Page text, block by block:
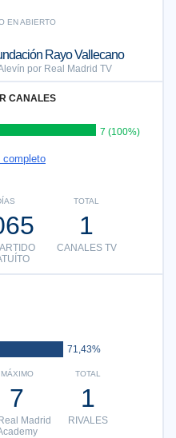
EN ABIERTO
Rayo Vallecano
por Real Madrid TV
CANALES
7 (100%)
completo
TOTAL
1
CANALES TV
71,43%
TOTAL
1
RIVALES
MÁXIMO
7
Madrid